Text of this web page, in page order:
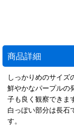
商品詳細
しっかりめのサイズ
鮮やかなパープルの
子も良く観察できま
白っぽい部分は長石
す。